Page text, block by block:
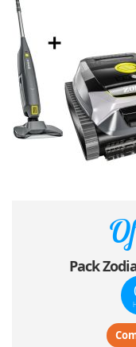
Pack